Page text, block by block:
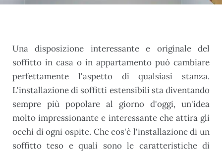
Una disposizione interessante e originale del
soffitto in casa o in appartamento può cambiare
perfettamente l'aspetto di qualsiasi stanza.
L'installazione di soffitti estensibili sta diventando
sempre più popolare al giorno d'oggi, un'idea
molto impressionante e interessante che attira gli
occhi di ogni ospite. Che cos'è l'installazione di un
soffitto teso e quali sono le caratteristiche di